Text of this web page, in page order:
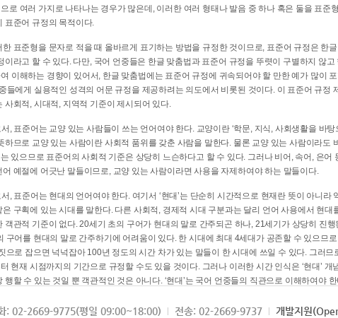
로 여러 가지로 나타나는 경우가 많은데, 이러한 여러 형태나 발음 중 하나 혹은 둘을 표준
표준어 규정의 목적이다.
표준형을 문자로 적을 때 올바르게 표기하는 방법을 규정한 것이므로, 표준어 규정은 한글
이라고 할 수 있다. 다만, 국어 언중들은 한글 맞춤법과 표준어 규정을 뚜렷이 구별하지 않고
이해하는 경향이 있어서, 한글 맞춤법에는 표준어 규정에 귀속되어야 할 만한 예가 많이
들에게 실용적인 성격의 어문 규정을 제공하려는 의도에서 비롯된 것이다. 이 표준어 규정
사회적, 시대적, 지역적 기준이 제시되어 있다.
, 표준어는 교양 있는 사람들이 쓰는 언어여야 한다. 교양이란 ‘학문, 지식, 사회생활을 바탕
하므로 교양 있는 사람이란 사회적 품위를 갖춘 사람을 말한다. 물론 교양 있는 사람이라도
있으므로 표준어의 사회적 기준은 상당히 느슨하다고 할 수 있다. 그러나 비어, 속어, 은어
어 예절에 어긋난 말들이므로, 교양 있는 사람이라면 사용을 자제하여야 하는 말들이다.
, 표준어는 현대의 언어여야 한다. 여기서 ‘현대’는 단순히 시간적으로 현재란 뜻이 아니라
구획에 있는 시대를 말한다. 다른 사회적, 경제적 시대 구분과는 달리 언어 사용에서 현대
객관적 기준이 없다. 20세기 초의 구어가 현대의 말로 간주되곤 하나, 21세기가 상당히 진행
구어를 현대의 말로 간주하기에 어려움이 있다. 한 시대에 최대 4세대가 공존할 수 있으므
으로 잡으면 넉넉잡아 100년 정도의 시간 차가 있는 말들이 한 시대에 쓰일 수 있다. 그러므
현재 시점까지의 기간으로 규정할 수도 있을 것이다. 그러나 이러한 시간 인식은 ‘현대’ 개
행할 수 있는 것일 뿐 객관적인 것은 아니다. ‘현대’는 국어 언중들의 직관으로 이해하여야
, 표준어는 서울말이어야 한다. 이는 표준어의 공용어적 성격을 가장 크게 드러내 주는 기
: 02-2669-9775(평일 09:00~18:00) 전송: 02-2669-9737 개발지원